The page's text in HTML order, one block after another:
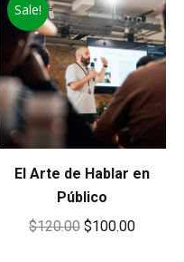
Sale!
El Arte de Hablar en
Público
$120.00 Original
$100.00Current